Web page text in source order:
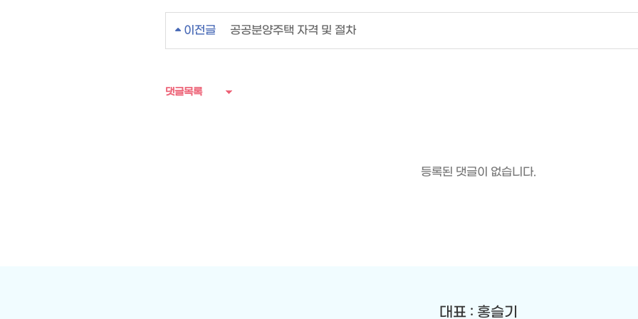
이전글 공공분양주택 자격 및 절차
댓글목록
등록된 댓글이 없습니다.
대표 : 홍슬기